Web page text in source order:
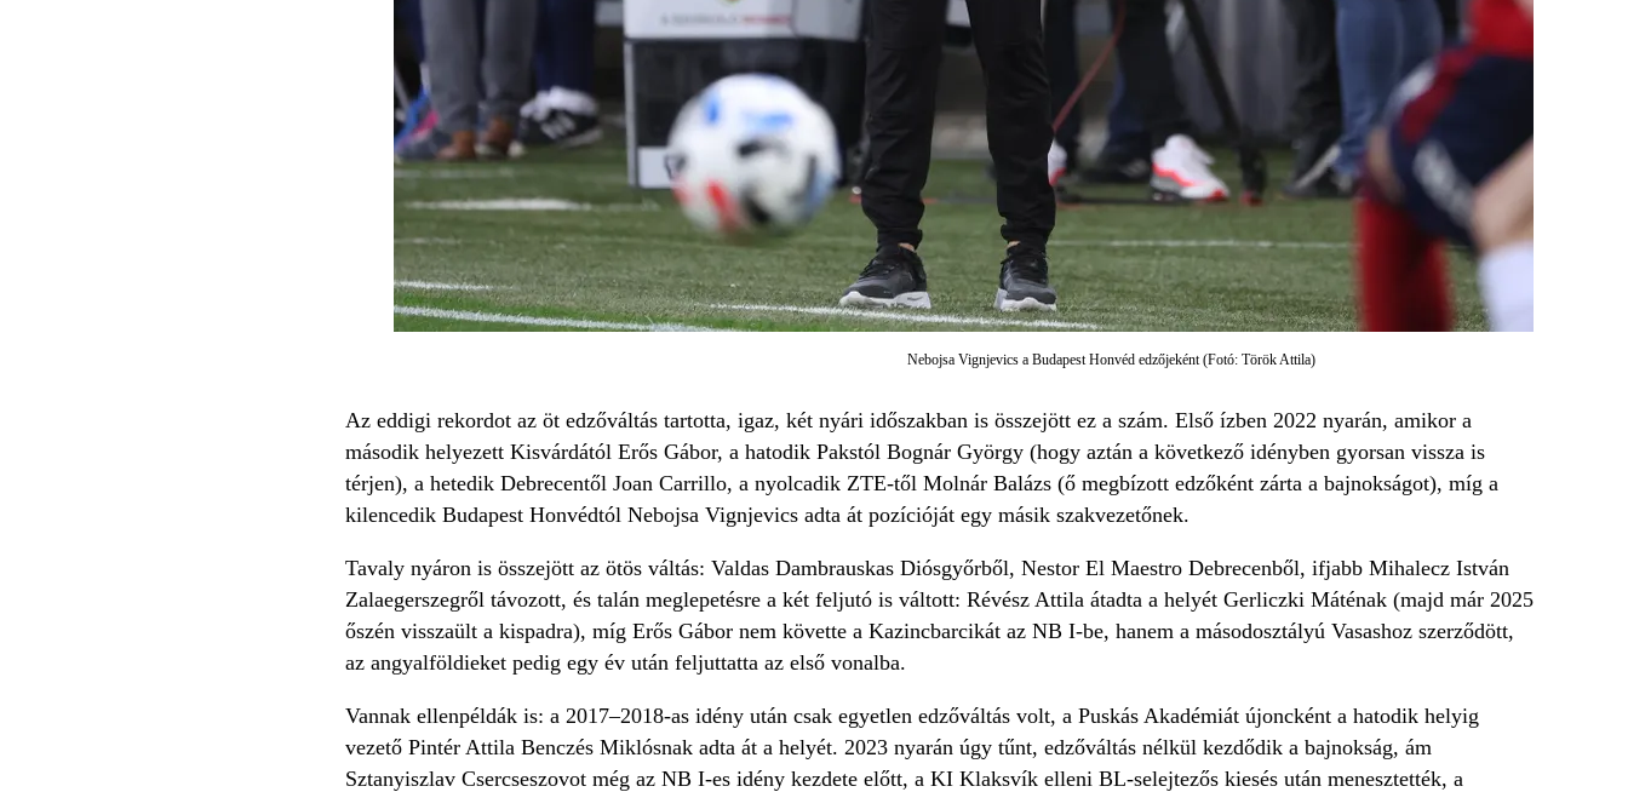
Nebojsa Vignjevics a Budapest Honvéd edzőjeként (Fotó: Török Attila)
Az eddigi rekordot az öt edzőváltás tartotta, igaz, két nyári időszakban is összejött ez a szám. Első ízben 2022 nyarán, amikor a
második helyezett Kisvárdától Erős Gábor, a hatodik Pakstól Bognár György (hogy aztán a következő idényben gyorsan vissza is
térjen), a hetedik Debrecentől Joan Carrillo, a nyolcadik ZTE-től Molnár Balázs (ő megbízott edzőként zárta a bajnokságot), míg a
kilencedik Budapest Honvédtól Nebojsa Vignjevics adta át pozícióját egy másik szakvezetőnek.
Tavaly nyáron is összejött az ötös váltás: Valdas Dambrauskas Diósgyőrből, Nestor El Maestro Debrecenből, ifjabb Mihalecz István
Zalaegerszegről távozott, és talán meglepetésre a két feljutó is váltott: Révész Attila átadta a helyét Gerliczki Máténak (majd már 2025
őszén visszaült a kispadra), míg Erős Gábor nem követte a Kazincbarcikát az NB I-be, hanem a másodosztályú Vasashoz szerződött,
az angyalföldieket pedig egy év után feljuttatta az első vonalba.
Vannak ellenpéldák is: a 2017–2018-as idény után csak egyetlen edzőváltás volt, a Puskás Akadémiát újoncként a hatodik helyig
vezető Pintér Attila Benczés Miklósnak adta át a helyét. 2023 nyarán úgy tűnt, edzőváltás nélkül kezdődik a bajnokság, ám
Sztanyiszlav Csercseszovot még az NB I-es idény kezdete előtt, a KI Klaksvík elleni BL-selejtezős kiesés után menesztették, a